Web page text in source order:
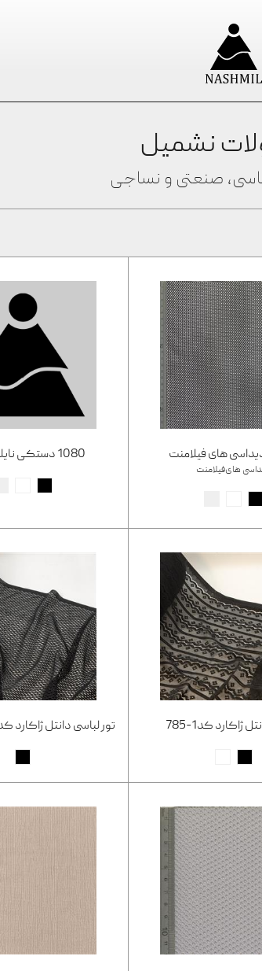
نشمیل
صنعتی و نساجی
های‌فیلامنت
1080 دستکی نایلون لاکرا
ژاکارد کد1-785 تور لباسی دانتل ژاکارد کد790